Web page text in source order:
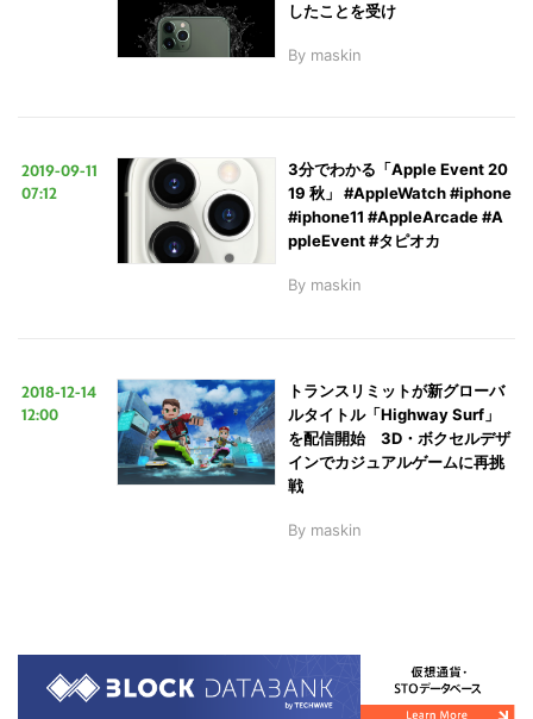
したことを受け
By maskin
2019-09-11
07:12
3分でわかる「Apple Event 20
19 秋」 #AppleWatch #iphone
#iphone11 #AppleArcade #A
ppleEvent #タピオカ
By maskin
2018-12-14
12:00
トランスリミットが新グローバ
ルタイトル「Highway Surf」
を配信開始 3D・ボクセルデザ
インでカジュアルゲームに再挑
戦
By maskin